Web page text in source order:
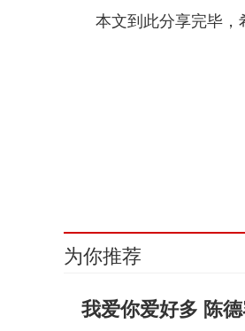
本文到此分享完毕，
为你推荐
我爱你爱好多 陈